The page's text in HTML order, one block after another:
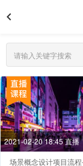
2021-02-20 18:45 直播